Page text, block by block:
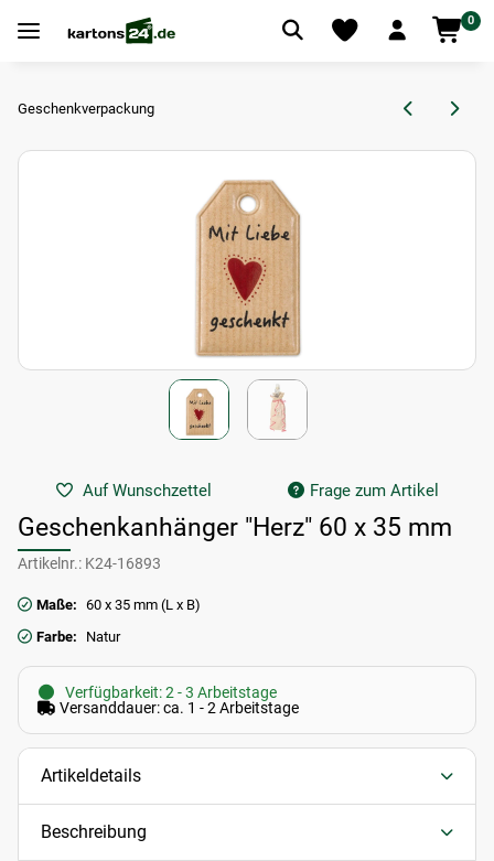
0
Geschenkverpackung
Auf Wunschzettel Frage zum Artikel
Geschenkanhänger "Herz" 60 x 35 mm
Artikelnr.: K24-16893
Maße: 60 x 35 mm (L x B)
Farbe:
Natur
Verfügbarkeit: 2 - 3 Arbeitstage
Versanddauer: ca. 1 - 2 Arbeitstage
Artikeldetails
Beschreibung